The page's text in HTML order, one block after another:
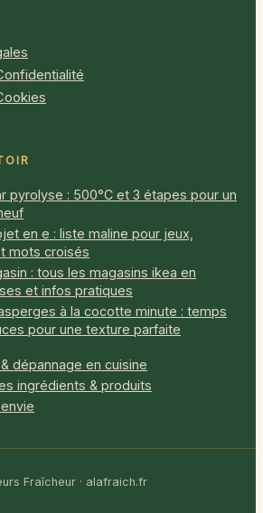
pyrolyse : 500°C et 3 étapes pour un
en e : liste maline pour jeux,
mots croisés
: tous les magasins ikea en
et infos pratiques
à la cocotte minute : temps
pour une texture parfaite
dépannage en cuisine
ingrédients & produits
Fraîcheur · alafraich.fr